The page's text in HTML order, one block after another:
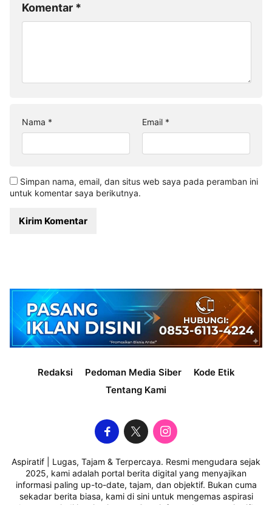
Komentar *
Nama * Email *
Simpan nama, email, dan situs web saya pada peramban ini
untuk komentar saya berikutnya.
Redaksi Pedoman Media Siber
Kode Etik
Tentang Kami
Aspiratif | Lugas, Tajam & Terpercaya. Resmi mengudara sejak
2025, kami adalah portal berita digital yang menyajikan
informasi paling up-to-date, tajam, dan objektif. Bukan cuma
sekadar berita biasa, kami di sini untuk mengemas aspirasi